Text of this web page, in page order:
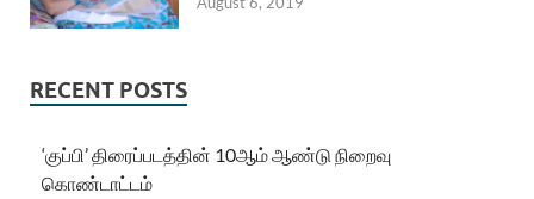
RECENT POSTS
‘குப்பி’ திரைப்படத்தின் 10ஆம் ஆண்டு நிறைவு
கொண்டாட்டம்